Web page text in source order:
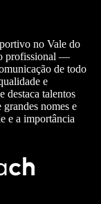
no Vale do
profissional —
de todo
e
destaca talentos
nomes e
e a importância